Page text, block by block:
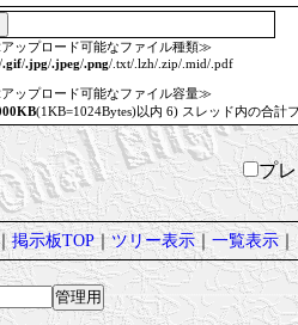
ップロード可能なファイル種類≫
.gif/.jpg/.jpeg/.png/.txt/.lzh/.zip/.mid/.pdf
ップロード可能なファイル容量≫
(1KB=1024Bytes)以内 6) スレッド内の合計
プ
掲示板TOP｜ツリー表示｜ 一覧表示｜